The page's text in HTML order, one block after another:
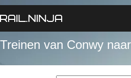
Treinen van Conwy